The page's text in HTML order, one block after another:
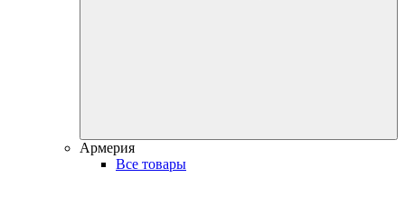
Армерия
Все товары